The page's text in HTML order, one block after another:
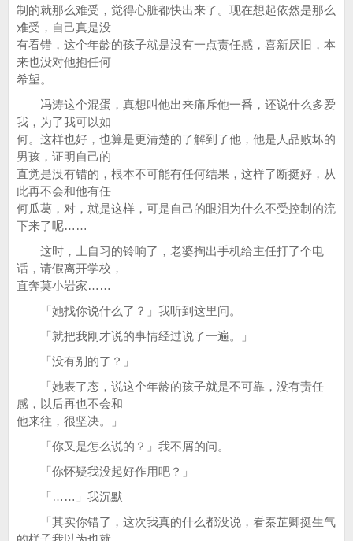
制的就那么难受，觉得心脏都快出来了。现在想起依然是那么
难受，自己真是没
有看错，这个年龄的孩子就是没有一点责任感，喜新厌旧，本
来也没对他抱任何
希望。
冯涛这个混蛋，真想叫他出来痛斥他一番，还说什么多爱
我，为了我可以如
何。这样也好，也算是更清楚的了解到了他，他是人品败坏的
男孩，证明自己的
直觉是没有错的，根本不可能有任何结果，这样了断挺好，从
此再不会和他有任
何瓜葛，对，就是这样，可是自己的眼泪为什么不受控制的流
下来了呢……
这时，上自习的铃响了，老婆掏出手机给主任打了个电
话，请假离开学校，
直奔莫小岩家……
「她找你说什么了？」我听到这里问。
「就把我刚才说的事情经过说了一遍。」
「没有别的了？」
「她表了态，说这个年龄的孩子就是不可靠，没有责任
感，以后再也不会和
他来往，很坚决。」
「你又是怎么说的？」我不屑的问。
「你怀疑我没起好作用吧？」
「……」我沉默
「其实你错了，这次我真的什么都没说，看秦芷卿挺生气